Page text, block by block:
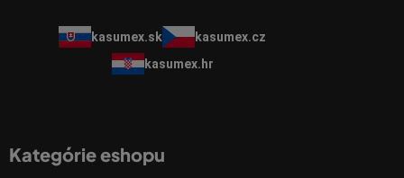
kasumex.sk
kasumex.cz
kasumex.hr
Kategórie eshopu